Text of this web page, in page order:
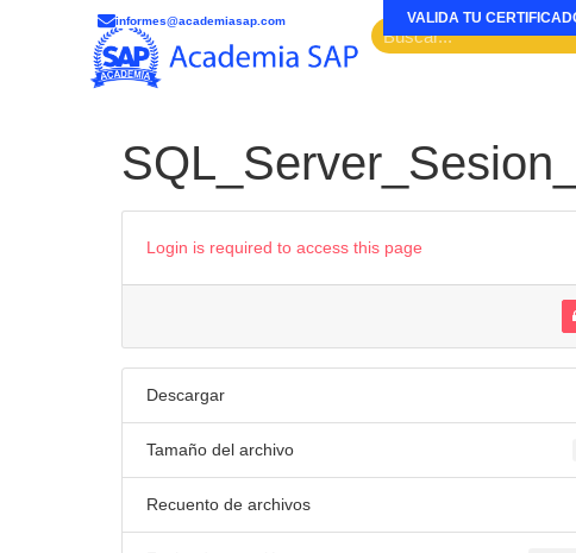
informes@academiasap.com VALIDA TU
Login is required to access this page
Descargar
Tamaño del archivo
Recuento de archivos